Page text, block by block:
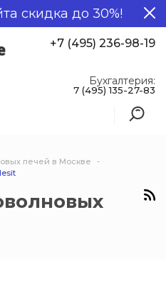
скидка до 30%!
+7 (495) 236-98-19
Бухгалтерия:
7 (495) 135-27-83
печей в Москве